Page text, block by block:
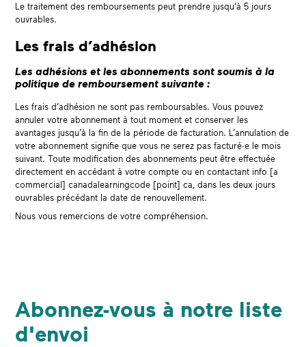
Le traitement des remboursements peut prendre jusqu’à 5 jours
ouvrables.
Les frais d’adhésion
Les adhésions et les abonnements sont soumis à la
politique de remboursement suivante :
Les frais d’adhésion ne sont pas remboursables. Vous pouvez
annuler votre abonnement à tout moment et conserver les
avantages jusqu’à la fin de la période de facturation. L’annulation de
votre abonnement signifie que vous ne serez pas facturé∙e le mois
suivant. Toute modification des abonnements peut être effectuée
directement en accédant à votre compte ou en contactant info [a
commercial] canadalearningcode [point] ca, dans les deux jours
ouvrables précédant la date de renouvellement.
Nous vous remercions de votre compréhension.
Abonnez-vous à notre liste
d'envoi